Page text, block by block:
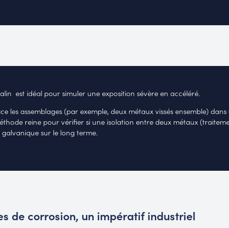
est idéal pour simuler une exposition sévère en accéléré.
les assemblages (par exemple, deux métaux vissés ensemble)
reine pour vérifier si une isolation entre deux métaux
sur le long terme.
de corrosion, un impératif industriel